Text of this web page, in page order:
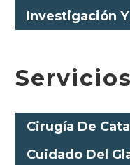
Investigación
Servicios
Cirugía De
Cuidado Del